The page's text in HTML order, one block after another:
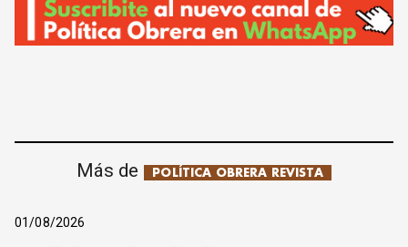
Más de POLÍTICA OBRERA REVISTA
01/08/2026